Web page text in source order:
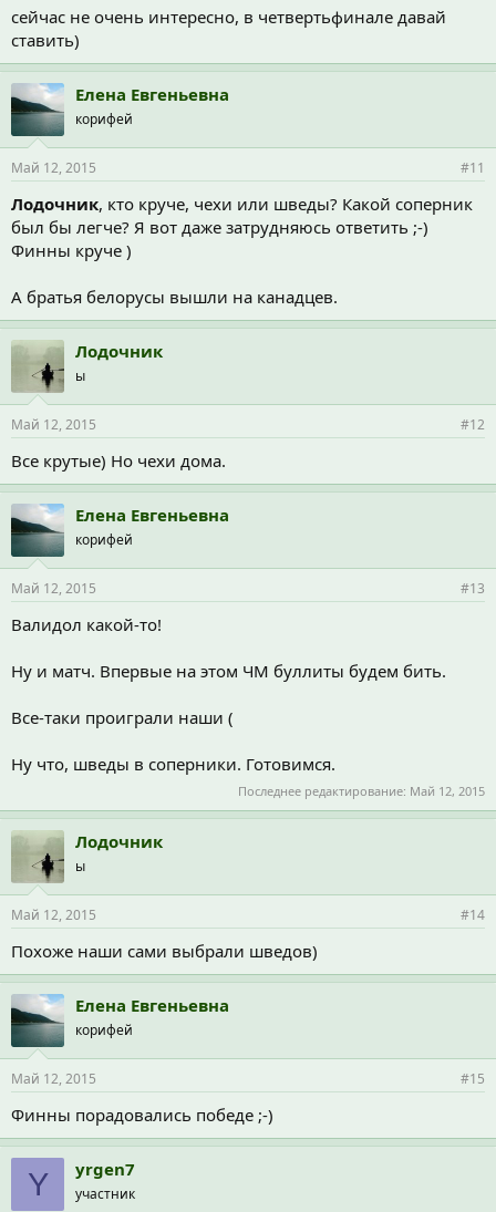
сейчас не очень интересно, в четвертьфинале давай
ставить)
Елена Евгеньевна
корифей
Май 12, 2015 #11
Лодочник, кто круче, чехи или шведы? Какой соперник
был бы легче? Я вот даже затрудняюсь ответить ;-)
Финны круче )
А братья белорусы вышли на канадцев.
Лодочник
ы
Май 12, 2015 #12
Все крутые) Но чехи дома.
Елена Евгеньевна
корифей
Май 12, 2015 #13
Валидол какой-то!
Ну и матч. Впервые на этом ЧМ буллиты будем бить.
Все-таки проиграли наши (
Ну что, шведы в соперники. Готовимся.
Последнее редактирование: Май 12, 2015
Лодочник
ы
Май 12, 2015 #14
Похоже наши сами выбрали шведов)
Елена Евгеньевна
корифей
Май 12, 2015 #15
Финны порадовались победе ;-)
Y yrgen7
участник